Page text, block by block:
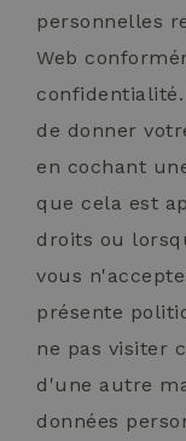
personnelles
Web
de donner
en cochant
que cela est
droits ou
vous
présente
ne pas visiter
d'une autre
données